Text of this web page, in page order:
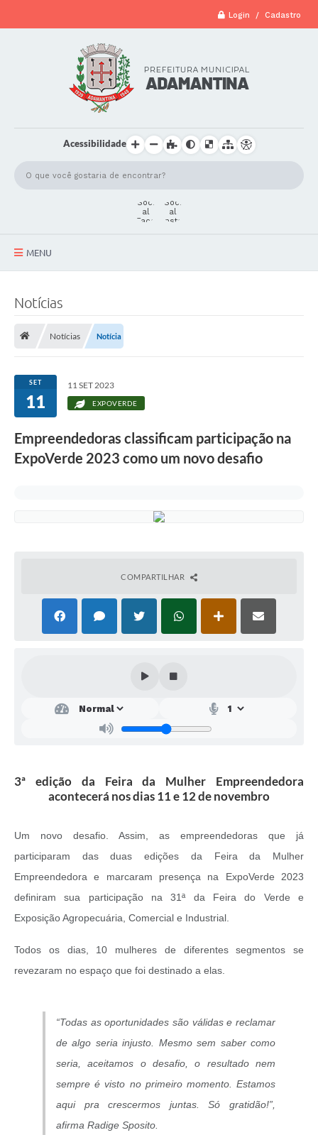
Login / Cadastro
Acessibilidade
MENU
Legislação
Transparência
Cadastros Culturais
Sugestões
SOLICITAÇÕES PRESENCIAIS (SIC-FÍSICO)
Sistemas
Projetos
Contas Públicas
Links
Notícias
Notícias Notícia
SET
11
11 SET 2023
EXPOVERDE
Empreendedoras classificam participação na
ExpoVerde 2023 como um novo desafio
COMPARTILHAR
3ª edição da Feira da Mulher Empreendedora
acontecerá nos dias 11 e 12 de novembro
Um novo desafio. Assim, as empreendedoras que já
participaram das duas edições da Feira da Mulher
Empreendedora e marcaram presença na ExpoVerde 2023
definiram sua participação na 31ª da Feira do Verde e
Exposição Agropecuária, Comercial e Industrial.
Todos os dias, 10 mulheres de diferentes segmentos se
revezaram no espaço que foi destinado a elas.
“Todas as oportunidades são válidas e reclamar
de algo seria injusto. Mesmo sem saber como
seria, aceitamos o desafio, o resultado nem
sempre é visto no primeiro momento. Estamos
aqui pra crescermos juntas. Só gratidão!”,
afirma Radige Sposito.